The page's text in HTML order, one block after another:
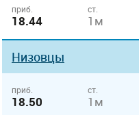
приб.
18.44
ст.
1м
Низовцы
приб.
18.50
ст.
1м